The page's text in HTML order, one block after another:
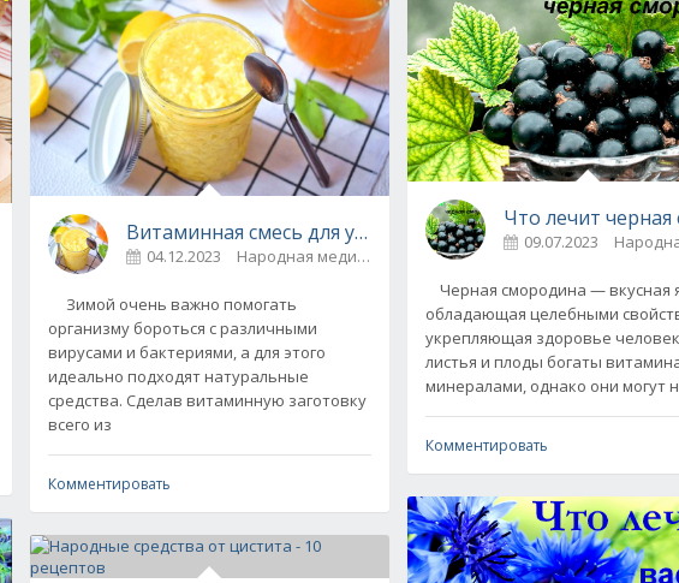
разных заболеваний
0
Витаминная смесь для укрепления иммунитета всей
04.12.2023 Народная медицина 0
Зимой очень важно помогать
организму бороться с различными
вирусами и бактериями, а для этого
идеально подходят натуральные
средства. Сделав витаминную заготовку
всего из
Комментировать
Что лечит
09.07.2023
Черная смородина — вкусная ягода,
обладающая целебными
укрепляющая здоровье
листья и плоды богаты
минералами, однако они могут
Комментировать